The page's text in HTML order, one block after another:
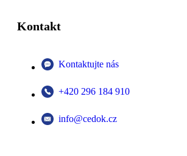
Kontakt
Kontaktujte nás
+420 296 184 910
info@cedok.cz